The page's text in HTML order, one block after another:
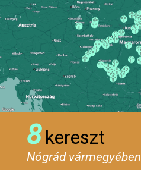
8kereszt
Nógrád vármegyében